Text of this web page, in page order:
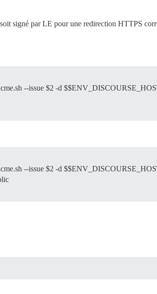
signé par LE pour une redirection HTTPS
--issue $2 -d
--issue $2 -d